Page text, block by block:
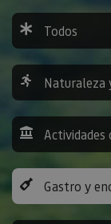
Todos
Naturaleza
Gastro y